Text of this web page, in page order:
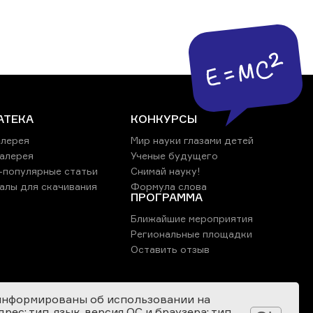
статьи
для скачивания
КОНКУРСЫ
Мир науки глазами детей
Ученые будущего
Снимай науку!
Формула слова
ПРОГРАММА
Ближайшие мероприятия
Региональные площадки
Оставить отзыв
об использовании на